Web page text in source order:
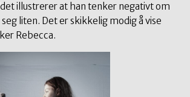
illustrerer at han tenker negativt om
liten. Det er skikkelig modig å vise
Rebecca.